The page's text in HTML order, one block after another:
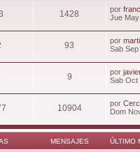
1428 por
Jue
93 por
Sab
9 por
Sab Oct
10904 por
Dom
MENSAJES ÚLTIMO